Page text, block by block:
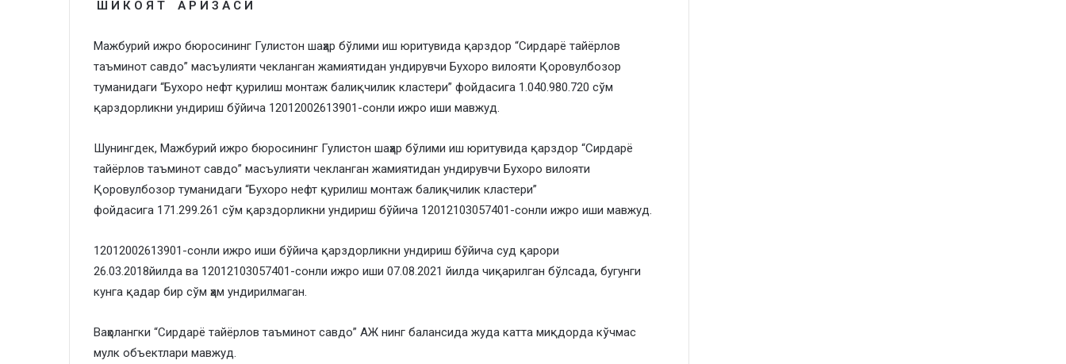
Ш И К О Я Т А Р И З А С И
​Мажбурий ижро бюросининг Гулистон шаҳар бўлими иш юритувида қарздор “Сирдарё тайёрлов
таъминот савдо” масъулияти чекланган жамиятидан ундирувчи Бухоро вилояти Қоровулбозор
туманидаги “Бухоро нефт қурилиш монтаж балиқчилик кластери” фойдасига 1.040.980.720 сўм
қарздорликни ундириш бўйича 12012002613901-сонли ижро иши мавжуд.
​Шунингдек, Мажбурий ижро бюросининг Гулистон шаҳар бўлими иш юритувида қарздор “Сирдарё
тайёрлов таъминот савдо” масъулияти чекланган жамиятидан ундирувчи Бухоро вилояти
Қоровулбозор туманидаги “Бухоро нефт қурилиш монтаж балиқчилик кластери”
фойдасига 171.299.261 сўм қарздорликни ундириш бўйича 12012103057401-сонли ижро иши мавжуд.
​12012002613901-сонли ижро иши бўйича қарздорликни ундириш бўйича суд қарори
26.03.2018йилда ва 12012103057401-сонли ижро иши 07.08.2021 йилда чиқарилган бўлсада, бугунги
кунга қадар бир сўм ҳам ундирилмаган. ​
​Ваҳолангки “Сирдарё тайёрлов таъминот савдо” АЖ нинг балансида жуда катта миқдорда кўчмас
мулк объектлари мавжуд.